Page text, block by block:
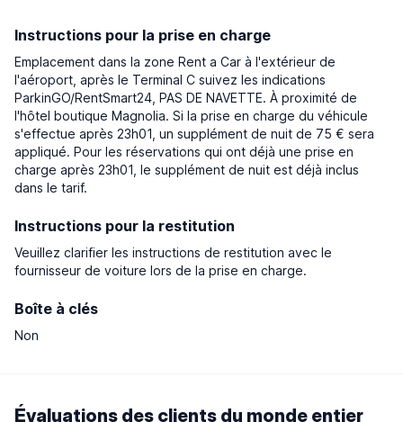
Instructions pour la prise en charge
Emplacement dans la zone Rent a Car à l'extérieur de
l'aéroport, après le Terminal C suivez les indications
ParkinGO/RentSmart24, PAS DE NAVETTE. À proximité de
l'hôtel boutique Magnolia. Si la prise en charge du véhicule
s'effectue après 23h01, un supplément de nuit de 75 € sera
appliqué. Pour les réservations qui ont déjà une prise en
charge après 23h01, le supplément de nuit est déjà inclus
dans le tarif.
Instructions pour la restitution
Veuillez clarifier les instructions de restitution avec le
fournisseur de voiture lors de la prise en charge.
Boîte à clés
Non
Évaluations des clients du monde entier